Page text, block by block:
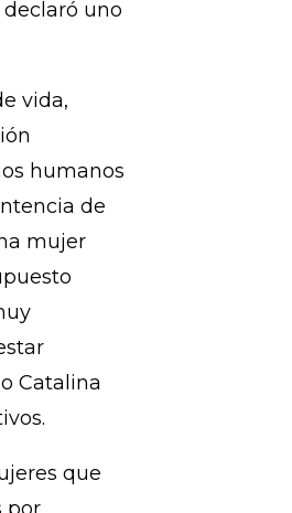
ni con
salido
uno
vida,
humanos
de
mujer